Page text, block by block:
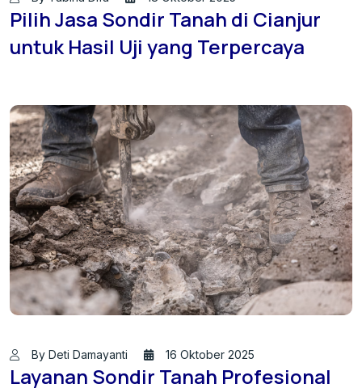
Pilih Jasa Sondir Tanah di Cianjur
untuk Hasil Uji yang Terpercaya
By Deti Damayanti 16 Oktober 2025
Layanan Sondir Tanah Profesional